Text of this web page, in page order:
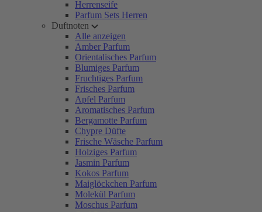
Herrenseife
Parfum Sets Herren
Duftnoten
Alle anzeigen
Amber Parfum
Orientalisches Parfum
Blumiges Parfum
Fruchtiges Parfum
Frisches Parfum
Apfel Parfum
Aromatisches Parfum
Bergamotte Parfum
Chypre Düfte
Frische Wäsche Parfum
Holziges Parfum
Jasmin Parfum
Kokos Parfum
Maiglöckchen Parfum
Molekül Parfum
Moschus Parfum